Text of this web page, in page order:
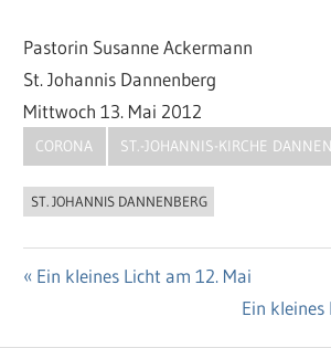
Pastorin Susanne Ackermann
St. Johannis Dannenberg
Mittwoch 13. Mai 2012
CORONA ST.-JOHANNIS-KIRCHE
ST. JOHANNIS DANNENBERG
Beitragsnavigation
Vorheriger
Ein kleines Licht am 12. Mai
Nächster
Ein